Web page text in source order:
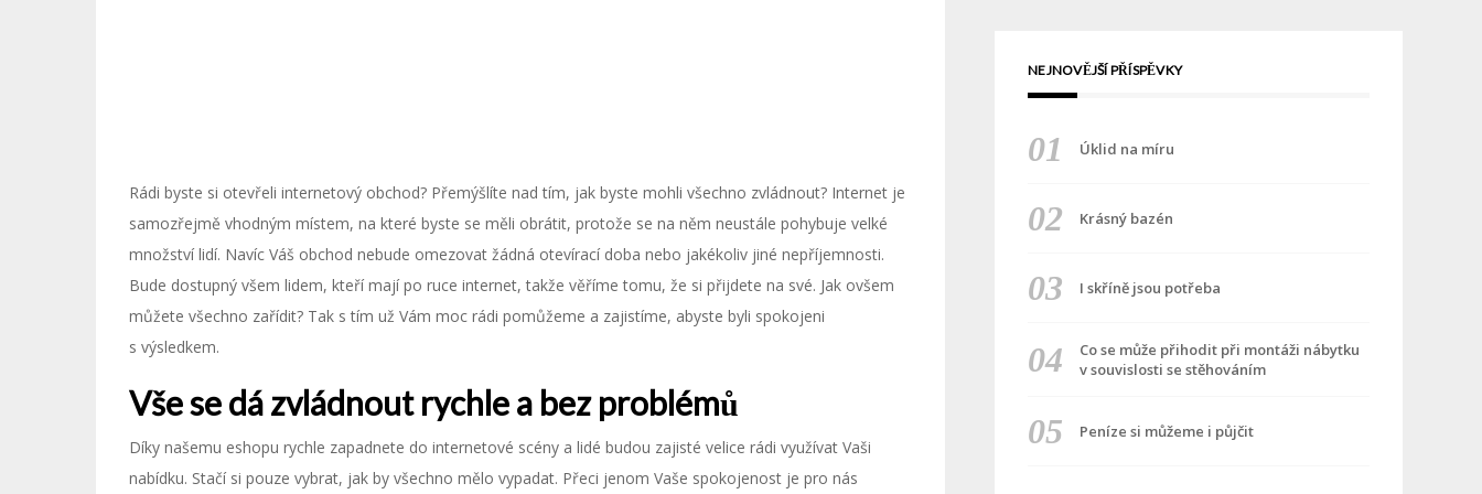
Rádi byste si otevřeli internetový obchod? Přemýšlíte nad tím, jak byste mohli všechno zvládnout? Internet je
samozřejmě vhodným místem, na které byste se měli obrátit, protože se na něm neustále pohybuje velké
množství lidí. Navíc Váš obchod nebude omezovat žádná otevírací doba nebo jakékoliv jiné nepříjemnosti.
Bude dostupný všem lidem, kteří mají po ruce internet, takže věříme tomu, že si přijdete na své. Jak ovšem
můžete všechno zařídit? Tak s tím už Vám moc rádi pomůžeme a zajistíme, abyste byli spokojeni
s výsledkem.
Vše se dá zvládnout rychle a bez problémů
Díky našemu eshopu rychle zapadnete do internetové scény a lidé budou zajisté velice rádi využívat Vaši
nabídku. Stačí si pouze vybrat, jak by všechno mělo vypadat. Přeci jenom Vaše spokojenost je pro nás
NEJNOVĚJŠÍ PŘÍSPĚVKY
Úklid na míru
Krásný bazén
I skříně jsou potřeba
Co se může přihodit při montáži nábytku
v souvislosti se stěhováním
Peníze si můžeme i půjčit